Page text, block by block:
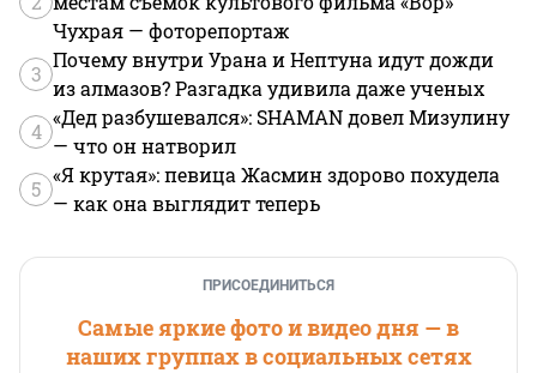
Чухрая — фоторепортаж
3
Почему внутри Урана и Нептуна идут дожди
из алмазов? Разгадка удивила даже ученых
4
«Дед разбушевался»: SHAMAN довел Мизулину
— что он натворил
5
«Я крутая»: певица Жасмин здорово похудела
— как она выглядит теперь
ПРИСОЕДИНИТЬСЯ
Самые яркие фото и видео дня — в
наших группах в социальных сетях